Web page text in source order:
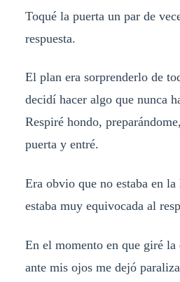
Toqué la puerta un par de
respuesta.
El plan era sorprenderlo de
decidí hacer algo que nunca
Respiré hondo,
puerta y entré.
Era obvio que no estaba en
estaba muy equivocada al
En el momento en que giré la
ante mis ojos me dejó